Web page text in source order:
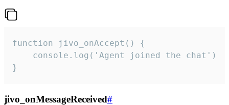
function jivo_onAccept() {
}
jivo_onMessageReceived#